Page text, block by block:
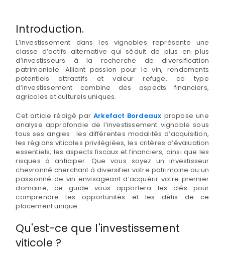
Introduction.
L’investissement dans les vignobles représente une
classe d’actifs alternative qui séduit de plus en plus
d’investisseurs à la recherche de diversification
patrimoniale. Alliant passion pour le vin, rendements
potentiels attractifs et valeur refuge, ce type
d’investissement combine des aspects financiers,
agricoles et culturels uniques.
Cet article rédigé par Arkefact Bordeaux propose une
analyse approfondie de l’investissement vignoble sous
tous ses angles : les différentes modalités d’acquisition,
les régions viticoles privilégiées, les critères d’évaluation
essentiels, les aspects fiscaux et financiers, ainsi que les
risques à anticiper. Que vous soyez un investisseur
chevronné cherchant à diversifier votre patrimoine ou un
passionné de vin envisageant d’acquérir votre premier
domaine, ce guide vous apportera les clés pour
comprendre les opportunités et les défis de ce
placement unique.
Qu'est-ce que l'investissement
viticole ?